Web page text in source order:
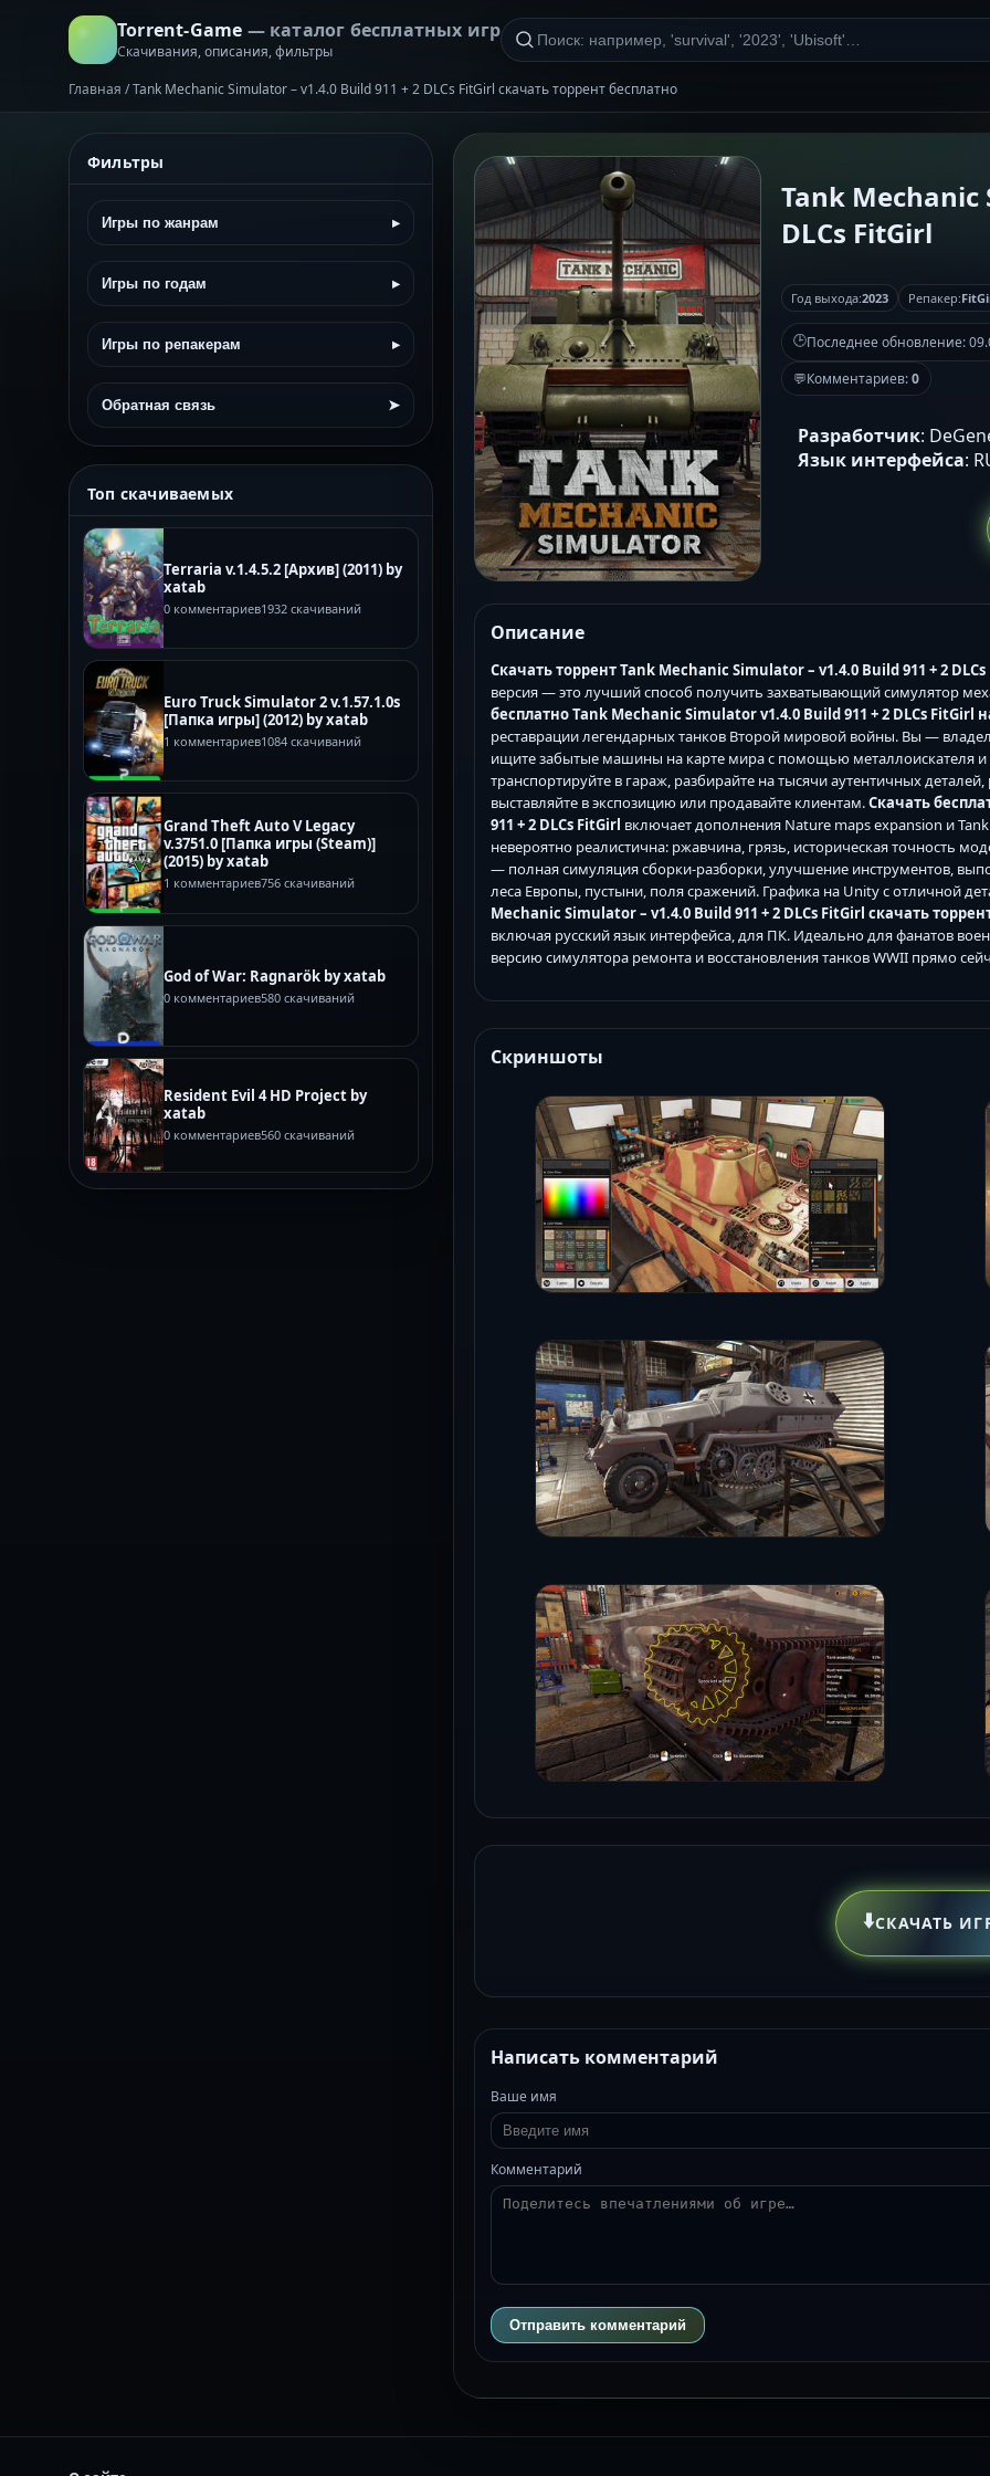
Torrent-Game — каталог бесплатных игр
Скачивания, описания, фильтры
Главная /Tank Mechanic Simulator – v1.4.0 Build 911 + 2 DLCs FitGirl скачать торрент бесплатно
Фильтры
Игры по жанрам ▸
Игры по годам ▸
Игры по репакерам ▸
Обратная связь ➤
Топ скачиваемых
Terraria v.1.4.5.2 [Архив] (2011) by
xatab
0 комментариев1932 скачиваний
Euro Truck Simulator 2 v.1.57.1.0s
[Папка игры] (2012) by xatab
1 комментариев1084 скачиваний
Grand Theft Auto V Legacy
v.3751.0 [Папка игры (Steam)]
(2015) by xatab
1 комментариев756 скачиваний
God of War: Ragnarök by xatab
0 комментариев580 скачиваний
Resident Evil 4 HD Project by
xatab
0 комментариев560 скачиваний
Tank Mechanic
DLCs FitGirl
Год выхода:2023 Репакер:
🕒Последнее обновление:
💬Комментариев:0
Разработчик:
Язык интерфейса:
Описание
Скачать торрент Tank Mechanic Simulator – v1.4.0 Build 911 + 2
версия — это лучший способ получить захватывающий симулятор
бесплатно Tank Mechanic Simulator v1.4.0 Build 911 + 2 DLCs FitGirl
реставрации легендарных танков Второй мировой войны. Вы —
ищите забытые машины на карте мира с помощью металлоискателя и
транспортируйте в гараж, разбирайте на тысячи аутентичных
выставляйте в экспозицию или продавайте клиентам.Скачать
911 + 2 DLCs FitGirl включает дополнения Nature maps expansion и
невероятно реалистична: ржавчина, грязь, историческая точность
— полная симуляция сборки-разборки, улучшение инструментов,
леса Европы, пустыни, поля сражений. Графика на Unity с отличной
Mechanic Simulator – v1.4.0 Build 911 + 2 DLCs FitGirl скачать
включая русский язык интерфейса, для ПК. Идеально для фанатов
версию симулятора ремонта и восстановления танков WWII прямо
Скриншоты
⬇️СКАЧАТЬ
Написать комментарий
Ваше имя
Комментарий
Отправить комментарий